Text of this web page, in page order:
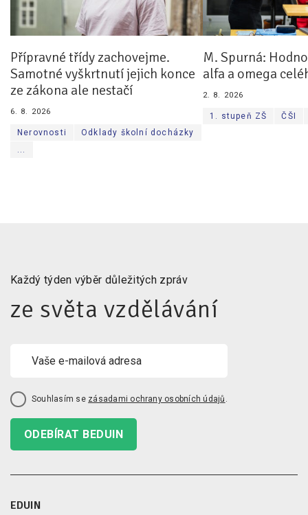
Přípravné třídy zachovejme.
Samotné vyškrtnutí jejich konce
ze zákona ale nestačí
6. 8. 2026
Nerovnosti
Odklady školní docházky
...
M. Spurná:
alfa a omega
2. 8. 2026
1. stupeň ZŠ ČŠI
Každý týden výběr důležitých zpráv
ze světa vzdělávání
Souhlasím se zásadami ochrany osobních údajů .
ODEBÍRAT BEDUIN
EDUIN